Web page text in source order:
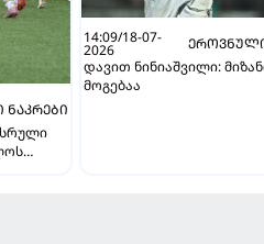
14:09/18-07-
2026
დავით ნინიაშვილი:
მოგებაა